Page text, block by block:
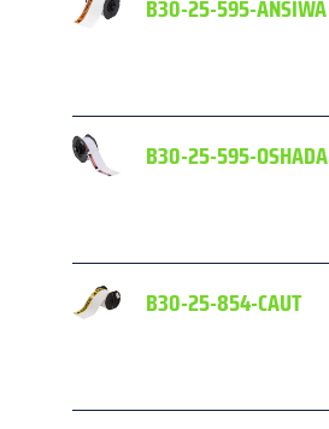
B30-25-595-ANSIWA
B30-25-595-OSHADA
B30-25-854-CAUT